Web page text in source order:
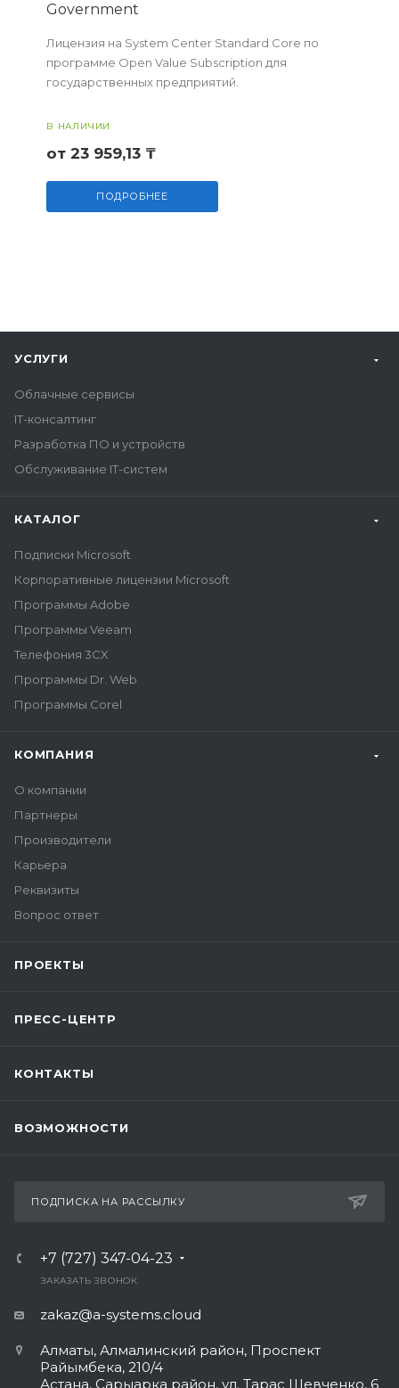
Government
Лицензия на System Center Standard Core по
программе Open Value Subscription для
государственных предприятий.
В НАЛИЧИИ
от 23 959,13 ₸
ПОДРОБНЕЕ
УСЛУГИ
Облачные сервисы
IT-консалтинг
Разработка ПО и устройств
Обслуживание IT-систем
КАТАЛОГ
Подписки Microsoft
Корпоративные лицензии Microsoft
Программы Adobe
Программы Veeam
Телефония 3CX
Программы Dr. Web
Программы Corel
КОМПАНИЯ
О компании
Партнеры
Производители
Карьера
Реквизиты
Вопрос ответ
ПРОЕКТЫ
ПРЕСС-ЦЕНТР
КОНТАКТЫ
ВОЗМОЖНОСТИ
ПОДПИСКА НА РАССЫЛКУ
+7 (727) 347-04-23
ЗАКАЗАТЬ ЗВОНОК
zakaz@a-systems.cloud
Алматы, ​Алмалинский район, Проспект
Райымбека, 210/4
Астана, Сарыарка район, ул. Тарас Шевченко, 6​